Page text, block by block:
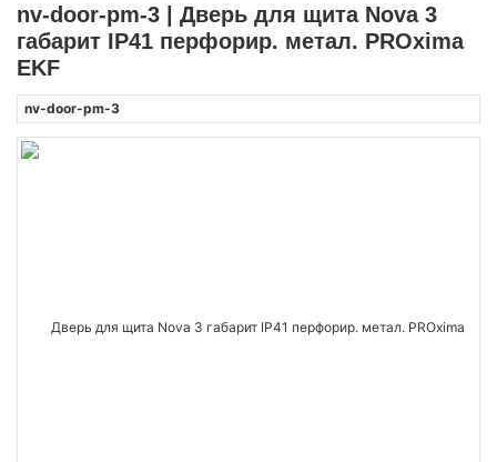
nv-door-pm-3 | Дверь для щита Nova 3
габарит IP41 перфорир. метал. PROxima
EKF
nv-door-pm-3